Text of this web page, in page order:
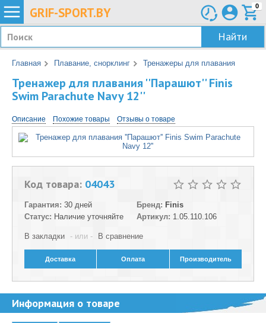
GRIF-SPORT.BY 0
Найти
Главная Плавание, снорклинг Тренажеры для плавания
Тренажер для плавания ''Парашют'' Finis
Swim Parachute Navy 12''
Описание Похожие товары Отзывы о товаре
Код товара: 04043
В закладки- или -В сравнение
Гарантия: 30 дней
Статус: Наличие уточняйте
Бренд: Finis
Артикул: 1.05.110.106
Доставка Оплата Производитель
Информация о товаре